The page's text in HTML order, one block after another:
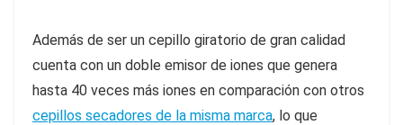
Además de ser un cepillo giratorio de gran calidad
cuenta con un doble emisor de iones que genera
hasta 40 veces más iones en comparación con otros
cepillos secadores de la misma marca, lo que